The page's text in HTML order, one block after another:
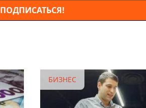
ПОДПИСАТЬСЯ!
БИЗНЕС